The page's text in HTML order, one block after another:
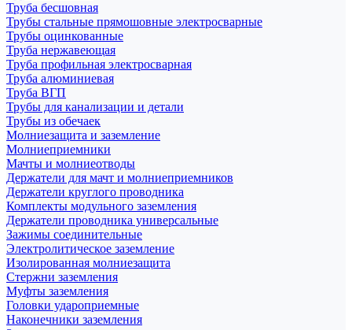
Труба бесшовная
Трубы стальные прямошовные электросварные
Трубы оцинкованные
Труба нержавеющая
Труба профильная электросварная
Труба алюминиевая
Труба ВГП
Трубы для канализации и детали
Трубы из обечаек
Молниезащита и заземление
Молниеприемники
Мачты и молниеотводы
Держатели для мачт и молниеприемников
Держатели круглого проводника
Комплекты модульного заземления
Держатели проводника универсальные
Зажимы соединительные
Электролитическое заземление
Изолированная молниезащита
Стержни заземления
Муфты заземления
Головки удароприемные
Наконечники заземления